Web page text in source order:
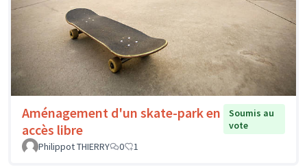
Aménagement d'un skate-park en
accès libre
Soumis au
vote
Philippot THIERRY
0 1